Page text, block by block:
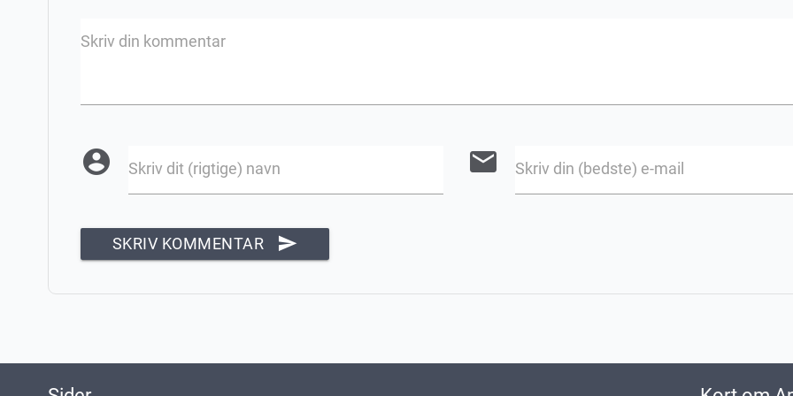
Skriv din kommentar
account_circle Skriv dit (rigtige) navn email Skriv din (bedste) e-mail
SKRIV KOMMENTAR send